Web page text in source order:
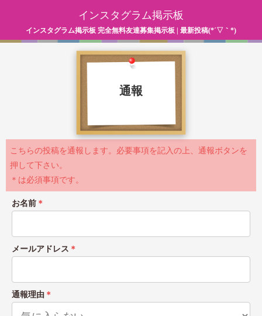
インスタグラム掲示板
インスタグラム掲示板 完全無料友達募集掲示板 | 最新投稿(*´▽｀*)
通報
こちらの投稿を通報します。必要事項を記入の上、通報ボタンを
押して下さい。
＊は必須事項です。
お名前 ＊
メールアドレス ＊
通報理由 ＊